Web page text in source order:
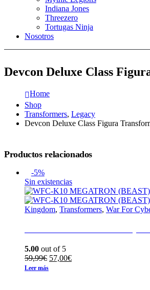
Indiana Jones
Threezero
Tortugas Ninja
Nosotros
Devcon Deluxe Class
Home
Shop
Transformers, Legacy
Devcon Deluxe Class Figura
Productos relacionados
-5%
Sin existencias
Kingdom, Transformers, War For
5.00 out of 5
59,99€ El
57,00€El
Leer más